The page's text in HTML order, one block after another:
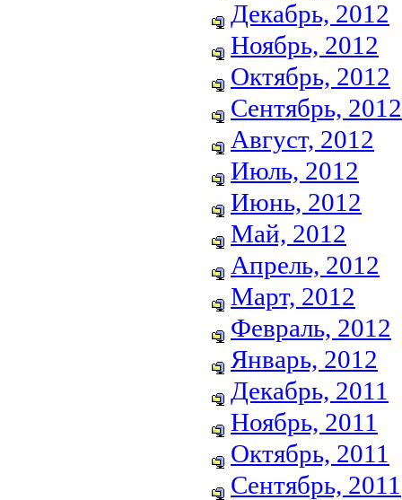
Декабрь, 2012
Ноябрь, 2012
Октябрь, 2012
Сентябрь, 2012
Август, 2012
Июль, 2012
Июнь, 2012
Май, 2012
Апрель, 2012
Март, 2012
Февраль, 2012
Январь, 2012
Декабрь, 2011
Ноябрь, 2011
Октябрь, 2011
Сентябрь, 2011